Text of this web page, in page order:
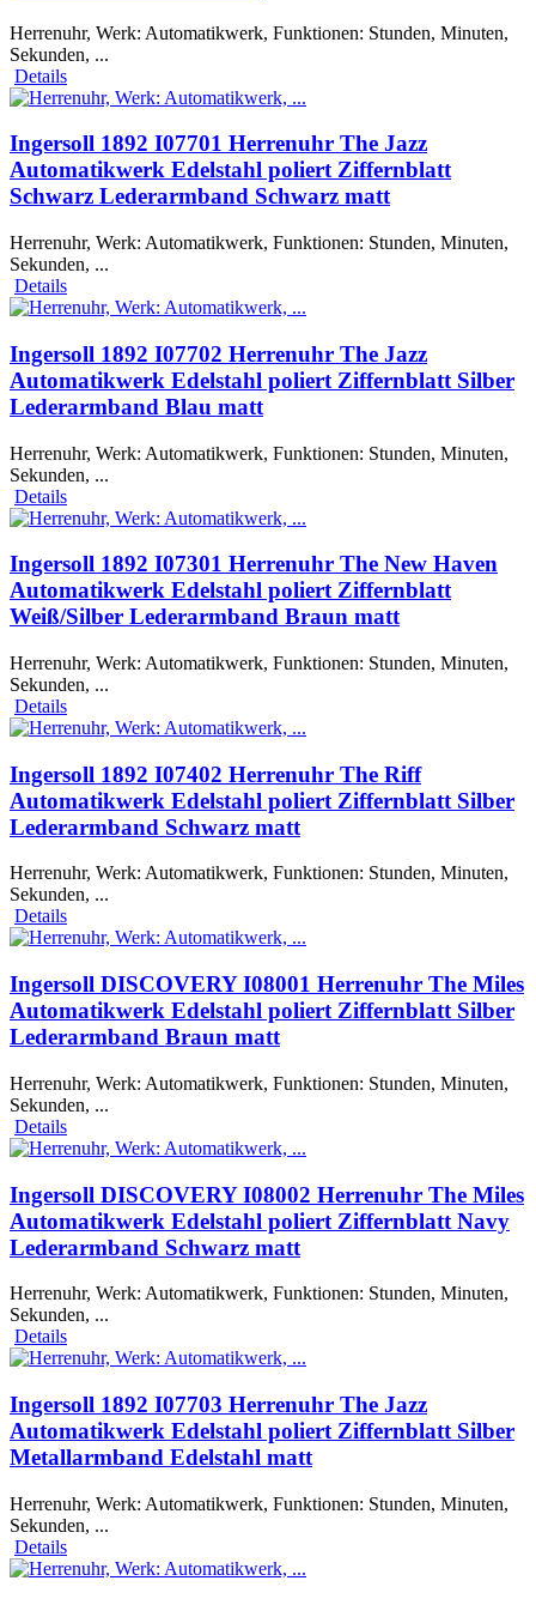
Herrenuhr, Werk: Automatikwerk, Funktionen: Stunden, Minuten,
Sekunden, ...
Details
Ingersoll 1892 I07701 Herrenuhr The Jazz
Automatikwerk Edelstahl poliert Ziffernblatt
Schwarz Lederarmband Schwarz matt
Herrenuhr, Werk: Automatikwerk, Funktionen: Stunden, Minuten,
Sekunden, ...
Details
Ingersoll 1892 I07702 Herrenuhr The Jazz
Automatikwerk Edelstahl poliert Ziffernblatt Silber
Lederarmband Blau matt
Herrenuhr, Werk: Automatikwerk, Funktionen: Stunden, Minuten,
Sekunden, ...
Details
Ingersoll 1892 I07301 Herrenuhr The New Haven
Automatikwerk Edelstahl poliert Ziffernblatt
Weiß/Silber Lederarmband Braun matt
Herrenuhr, Werk: Automatikwerk, Funktionen: Stunden, Minuten,
Sekunden, ...
Details
Ingersoll 1892 I07402 Herrenuhr The Riff
Automatikwerk Edelstahl poliert Ziffernblatt Silber
Lederarmband Schwarz matt
Herrenuhr, Werk: Automatikwerk, Funktionen: Stunden, Minuten,
Sekunden, ...
Details
Ingersoll DISCOVERY I08001 Herrenuhr The Miles
Automatikwerk Edelstahl poliert Ziffernblatt Silber
Lederarmband Braun matt
Herrenuhr, Werk: Automatikwerk, Funktionen: Stunden, Minuten,
Sekunden, ...
Details
Ingersoll DISCOVERY I08002 Herrenuhr The Miles
Automatikwerk Edelstahl poliert Ziffernblatt Navy
Lederarmband Schwarz matt
Herrenuhr, Werk: Automatikwerk, Funktionen: Stunden, Minuten,
Sekunden, ...
Details
Ingersoll 1892 I07703 Herrenuhr The Jazz
Automatikwerk Edelstahl poliert Ziffernblatt Silber
Metallarmband Edelstahl matt
Herrenuhr, Werk: Automatikwerk, Funktionen: Stunden, Minuten,
Sekunden, ...
Details